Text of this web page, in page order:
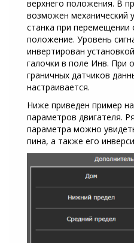
верхнего положения. В
возможен механический
станка при перемещении
положение. Уровень
инвертирован
галочки в поле Инв. При
граничных датчиков
настраивается.
Ниже приведен пример
параметров двигателя.
параметра можно
пина, а также его